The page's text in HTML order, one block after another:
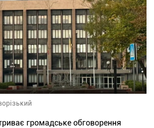
громадське обговорення